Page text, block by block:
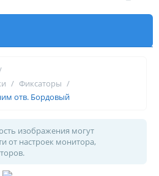
/ Фиксаторы /
отв. Бордовый
изображения могут
от настроек монитора,